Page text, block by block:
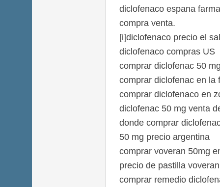
diclofenaco espana
compra venta.
[i]diclofenaco precio el
diclofenaco compras US
comprar diclofenac 50
comprar diclofenac en la
comprar diclofenaco en
diclofenac 50 mg venta
donde comprar
50 mg precio argentina
comprar voveran 50mg
precio de pastilla voveran
comprar remedio